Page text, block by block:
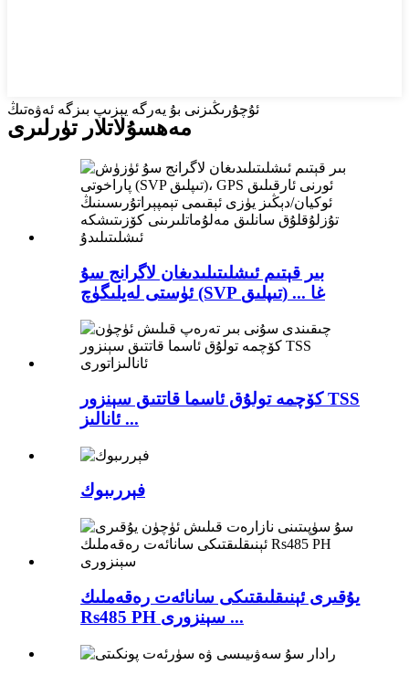
ئۇچۇرىڭىزنى بۇ يەرگە يېزىپ بىزگە ئەۋەتىڭ
مەھسۇلاتلار تۈرلىرى
بىر قېتىم ئىشلىتىلىدىغان لاگرانج سۇ
ئۈستى لەيلىگۈچ (SVP تىپلىق) ... غا
كۆچمە تولۇق ئاسما قاتتىق سېنزور TSS
ئانالىز ...
فېررىبوك
يۇقىرى ئېنىقلىقتىكى سانائەت رەقەملىك
Rs485 PH سېنزورى ...